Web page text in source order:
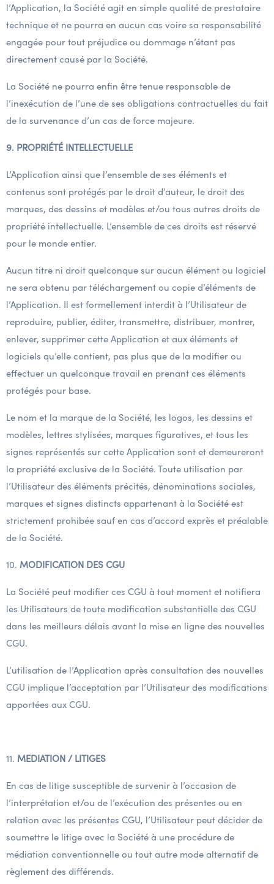
l’Application, la Société agit en simple qualité de prestataire
technique et ne pourra en aucun cas voire sa responsabilité
engagée pour tout préjudice ou dommage n’étant pas
directement causé par la Société.
La Société ne pourra enfin être tenue responsable de
l’inexécution de l’une de ses obligations contractuelles du fait
de la survenance d’un cas de force majeure.
9. PROPRIÉTÉ INTELLECTUELLE
L’Application ainsi que l’ensemble de ses éléments et
contenus sont protégés par le droit d’auteur, le droit des
marques, des dessins et modèles et/ou tous autres droits de
propriété intellectuelle. L’ensemble de ces droits est réservé
pour le monde entier.
Aucun titre ni droit quelconque sur aucun élément ou logiciel
ne sera obtenu par téléchargement ou copie d’éléments de
l’Application. Il est formellement interdit à l’Utilisateur de
reproduire, publier, éditer, transmettre, distribuer, montrer,
enlever, supprimer cette Application et aux éléments et
logiciels qu’elle contient, pas plus que de la modifier ou
effectuer un quelconque travail en prenant ces éléments
protégés pour base.
Le nom et la marque de la Société, les logos, les dessins et
modèles, lettres stylisées, marques figuratives, et tous les
signes représentés sur cette Application sont et demeureront
la propriété exclusive de la Société. Toute utilisation par
l’Utilisateur des éléments précités, dénominations sociales,
marques et signes distincts appartenant à la Société est
strictement prohibée sauf en cas d’accord exprès et préalable
de la Société.
10. MODIFICATION DES CGU
La Société peut modifier ces CGU à tout moment et notifiera
les Utilisateurs de toute modification substantielle des CGU
dans les meilleurs délais avant la mise en ligne des nouvelles
CGU.
L’utilisation de l’Application après consultation des nouvelles
CGU implique l’acceptation par l’Utilisateur des modifications
apportées aux CGU.
11. MEDIATION / LITIGES
En cas de litige susceptible de survenir à l’occasion de
l’interprétation et/ou de l’exécution des présentes ou en
relation avec les présentes CGU, l’Utilisateur peut décider de
soumettre le litige avec la Société à une procédure de
médiation conventionnelle ou tout autre mode alternatif de
règlement des différends.